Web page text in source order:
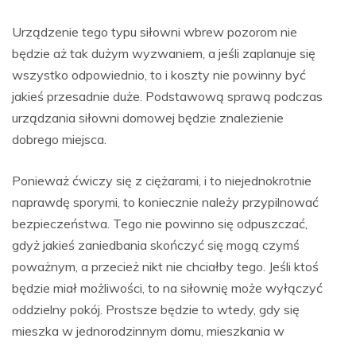
Urządzenie tego typu siłowni wbrew pozorom nie
będzie aż tak dużym wyzwaniem, a jeśli zaplanuje się
wszystko odpowiednio, to i koszty nie powinny być
jakieś przesadnie duże. Podstawową sprawą podczas
urządzania siłowni domowej będzie znalezienie
dobrego miejsca.
Ponieważ ćwiczy się z ciężarami, i to niejednokrotnie
naprawdę sporymi, to koniecznie należy przypilnować
bezpieczeństwa. Tego nie powinno się odpuszczać,
gdyż jakieś zaniedbania skończyć się mogą czymś
poważnym, a przecież nikt nie chciałby tego. Jeśli ktoś
będzie miał możliwości, to na siłownię może wyłączyć
oddzielny pokój. Prostsze będzie to wtedy, gdy się
mieszka w jednorodzinnym domu, mieszkania w